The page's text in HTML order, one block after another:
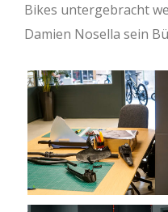
Bikes untergebracht
Damien Nosella sein